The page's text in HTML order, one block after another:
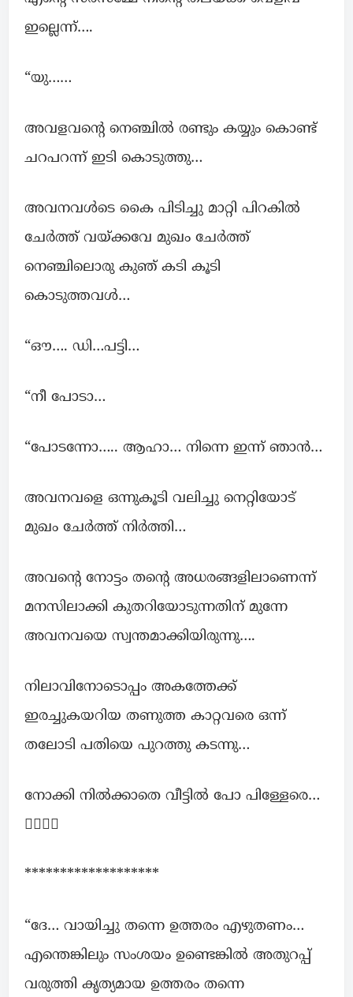
ഇല്ലെന്ന്….
“യു……
അവളവന്റെ നെഞ്ചിൽ രണ്ടും കയ്യും കൊണ്ട്
ചറപറന്ന് ഇടി കൊടുത്തു…
അവനവൾടെ കൈ പിടിച്ചു മാറ്റി പിറകിൽ
ചേർത്ത് വയ്ക്കവേ മുഖം ചേർത്ത്
നെഞ്ചിലൊരു കുഞ് കടി കൂടി
കൊടുത്തവൾ…
“ഔ…. ഡി…പട്ടി…
“നീ പോടാ…
“പോടന്നോ….. ആഹാ… നിന്നെ ഇന്ന് ഞാൻ…
അവനവളെ ഒന്നുകൂടി വലിച്ചു നെറ്റിയോട്
മുഖം ചേർത്ത് നിർത്തി…
അവന്റെ നോട്ടം തന്റെ അധരങ്ങളിലാണെന്ന്
മനസിലാക്കി കുതറിയോടുന്നതിന് മുന്നേ
അവനവയെ സ്വന്തമാക്കിയിരുന്നു….
നിലാവിനോടൊപ്പം അകത്തേക്ക്
ഇരച്ചുകയറിയ തണുത്ത കാറ്റവരെ ഒന്ന്
തലോടി പതിയെ പുറത്തു കടന്നു…
നോക്കി നിൽക്കാതെ വീട്ടിൽ പോ പിള്ളേരെ…
🚶‍♀️🚶‍♀️
*******************
“ദേ… വായിച്ചു തന്നെ ഉത്തരം എഴുതണം…
എന്തെങ്കിലും സംശയം ഉണ്ടെങ്കിൽ അതുറപ്പ്
വരുത്തി കൃത്യമായ ഉത്തരം തന്നെ